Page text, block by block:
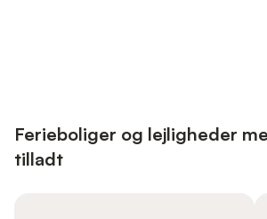
Ferieboliger og lejligheder
tilladt